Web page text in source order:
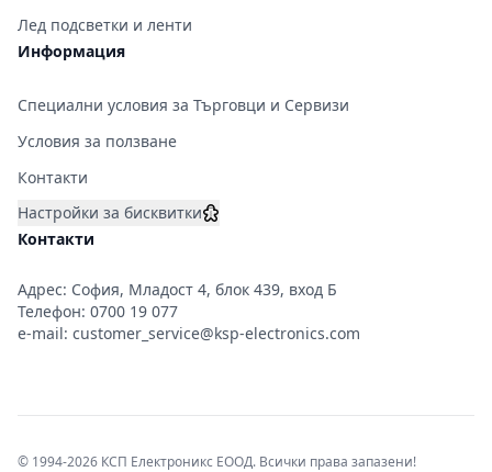
Лед подсветки и ленти
Информация
Специални условия за Търговци и Сервизи
Условия за ползване
Контакти
Настройки за бисквитки
Контакти
Адрес: София, Младост 4, блок 439, вход Б
Телефон: 0700 19 077
e-mail: customer_service@ksp-electronics.com
© 1994-2026 КСП Електроникс ЕООД. Всички права запазени!